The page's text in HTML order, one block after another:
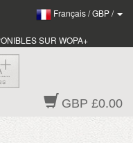
Français/GBP/
SUR WOPA+
GBP £0.00